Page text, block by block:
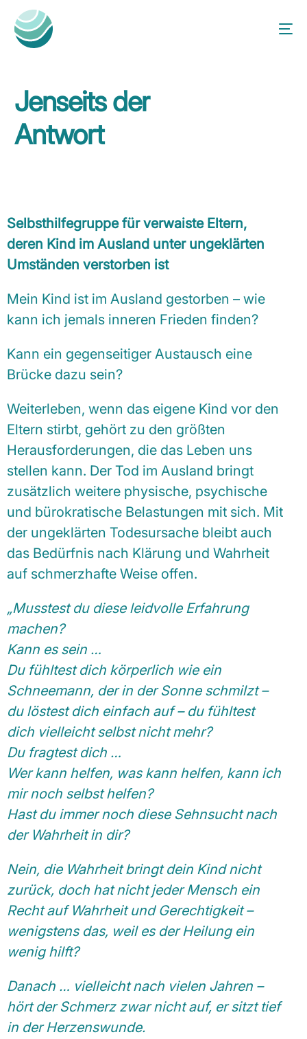
Jenseits der
Antwort
Selbsthilfegruppe für verwaiste Eltern,
deren Kind im Ausland unter ungeklärten
Umständen verstorben ist
Mein Kind ist im Ausland gestorben – wie
kann ich jemals inneren Frieden finden?
Kann ein gegenseitiger Austausch eine
Brücke dazu sein?
Weiterleben, wenn das eigene Kind vor den
Eltern stirbt, gehört zu den größten
Herausforderungen, die das Leben uns
stellen kann. Der Tod im Ausland bringt
zusätzlich weitere physische, psychische
und bürokratische Belastungen mit sich. Mit
der ungeklärten Todesursache bleibt auch
das Bedürfnis nach Klärung und Wahrheit
auf schmerzhafte Weise offen.
„Musstest du diese leidvolle Erfahrung
machen?
Kann es sein …
Du fühltest dich körperlich wie ein
Schneemann, der in der Sonne schmilzt –
du löstest dich einfach auf – du fühltest
dich vielleicht selbst nicht mehr?
Du fragtest dich …
Wer kann helfen, was kann helfen, kann ich
mir noch selbst helfen?
Hast du immer noch diese Sehnsucht nach
der Wahrheit in dir?
Nein, die Wahrheit bringt dein Kind nicht
zurück, doch hat nicht jeder Mensch ein
Recht auf Wahrheit und Gerechtigkeit –
wenigstens das, weil es der Heilung ein
wenig hilft?
Danach … vielleicht nach vielen Jahren –
hört der Schmerz zwar nicht auf, er sitzt tief
in der Herzenswunde.